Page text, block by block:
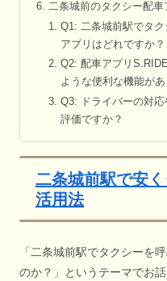
二条城前のタクシー配
Q1: 二条城前駅でタ
アプリはどれですか？
Q2: 配車アプリ
ような便利な機能があ
Q3: ドライバーの対
評価ですか？
二条城前駅で安
活用法
「二条城前駅でタクシーを
のか？」というテーマでお